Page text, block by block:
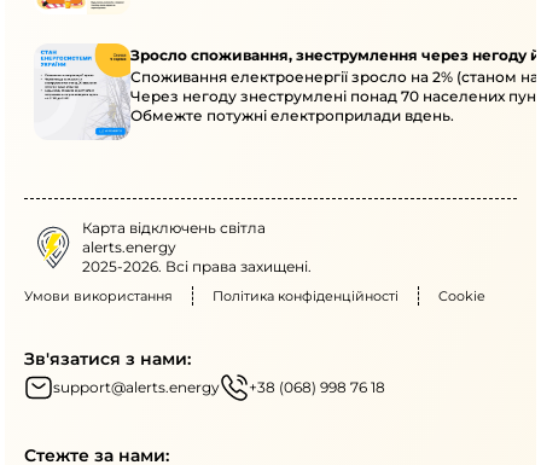
Зросло споживання, знеструмлення через негоду
Споживання електроенергії зросло на 2% (станом на
Через негоду знеструмлені понад 70 населених
Обмежте потужні електроприлади вдень.
Карта відключень світла
alerts.energy
2025-2026. Всі права захищені.
Умови використання Політика конфіденційності Cookie
Зв'язатися з нами:
support@alerts.energy +38 (068) 998 76 18
Стежте за нами: